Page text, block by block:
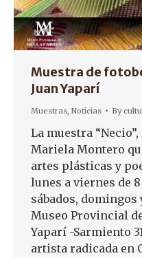
Muestra de
Juan Yaparí
Muestras, Noticias By
La muestra
Mariela Montero
artes plásticas y
lunes a viernes de 8
sábados, domingos
Museo Provincial
Yaparí -Sarmiento
artista radicada en